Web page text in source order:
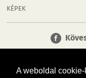
A weboldal
KÉPEK